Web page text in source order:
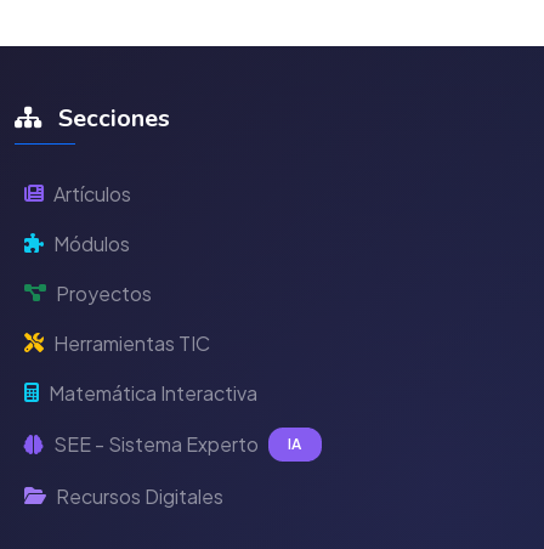
Secciones
Artículos
Módulos
Proyectos
Herramientas TIC
Matemática Interactiva
SEE - Sistema Experto IA
Recursos Digitales